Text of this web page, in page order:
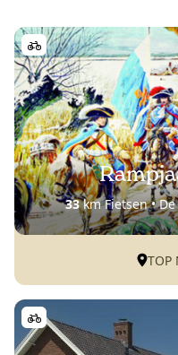
33km Fietsen •
TOP